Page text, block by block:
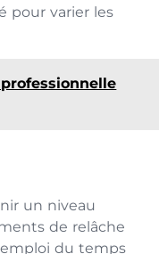
pour varier les
un niveau
de relâche
du temps